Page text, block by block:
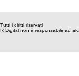
Tutti i diritti riservati
R Digital non è responsabile ad